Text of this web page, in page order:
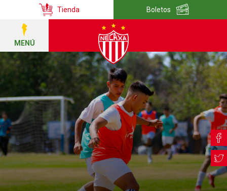
Tienda Boletos
MENÚ